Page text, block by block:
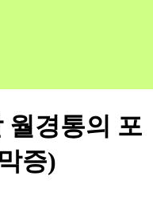
월경통의 포
증)